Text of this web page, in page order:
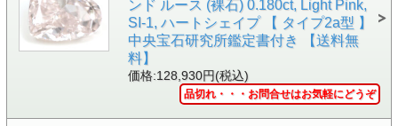
▲正面拡大画像 黒い背景で撮影しました。
ンド ルース (裸石) 0.180ct, Light Pink,
SI-1, ハートシェイプ 【 タイプ2a型 】
中央宝石研究所鑑定書付き 【送料無
料】
価格:128,930円(税込)
品切れ・・・お問合せはお気軽にどうぞ